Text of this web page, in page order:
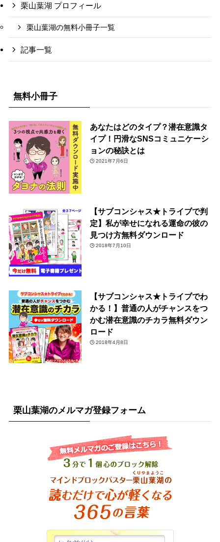
栗山葉湖 プロフィール
栗山葉湖の無料小冊子一覧
記事一覧
無料小冊子
あなたはどのタイプ？潜在意識タ
イプ！円滑なSNSコミュニケーシ
ョンの秘訣とは
2021年7月6日
【サブコンシャス★トライブで判
定】私が幸せになれる運命の彼の
見つけ方無料ダウンロード
2018年7月10日
【サブコンシャス★トライブでわ
かる！】普通の人がチャンスをつ
かむ潜在意識のチカラ無料ダウン
ロード
2018年4月8日
栗山葉湖のメルマガ登録フォーム